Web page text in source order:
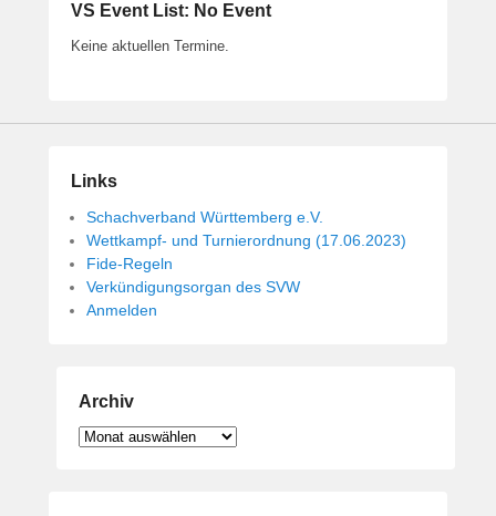
VS Event List: No Event
Keine aktuellen Termine.
Links
Schachverband Württemberg e.V.
Wettkampf- und Turnierordnung (17.06.2023)
Fide-Regeln
Verkündigungsorgan des SVW
Anmelden
Archiv
Archiv